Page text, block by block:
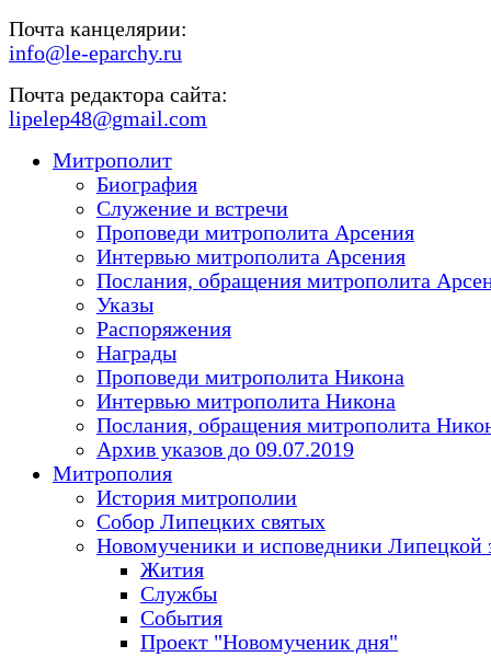
Почта канцелярии:
info@le-eparchy.ru
Почта редактора сайта:
lipelep48@gmail.com
Митрополит
Биография
Служение и встречи
Проповеди митрополита Арсения
Интервью митрополита Арсения
Послания, обращения митрополита
Указы
Распоряжения
Награды
Проповеди митрополита Никона
Интервью митрополита Никона
Послания, обращения митрополита
Архив указов до 09.07.2019
Митрополия
История митрополии
Собор Липецких святых
Новомученики и исповедники Липецкой
Жития
Службы
События
Проект "Новомученик дня"